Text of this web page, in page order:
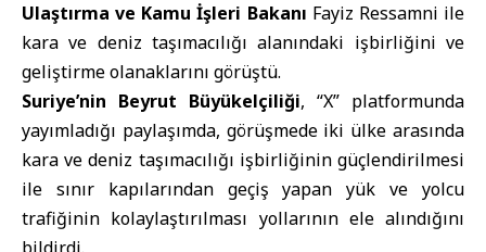
Ulaştırma ve Kamu İşleri Bakanı Fayiz Ressamni ile
kara ve deniz taşımacılığı alanındaki işbirliğini ve
geliştirme olanaklarını görüştü.
Suriye’nin Beyrut Büyükelçiliği, “X” platformunda
yayımladığı paylaşımda, görüşmede iki ülke arasında
kara ve deniz taşımacılığı işbirliğinin güçlendirilmesi
ile sınır kapılarından geçiş yapan yük ve yolcu
trafiğinin kolaylaştırılması yollarının ele alındığını